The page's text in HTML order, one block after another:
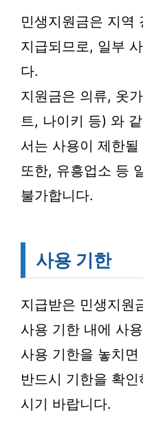
민생지원금은 지역
지급되므로, 일부
다.
지원금은 의류, 옷
트, 나이키 등) 와
서는 사용이 제한
또한, 유흥업소 등
불가합니다.
사용 기한
지급받은 민생지원
사용 기한 내에 사
사용 기한을 놓치
반드시 기한을 확
시기 바랍니다.